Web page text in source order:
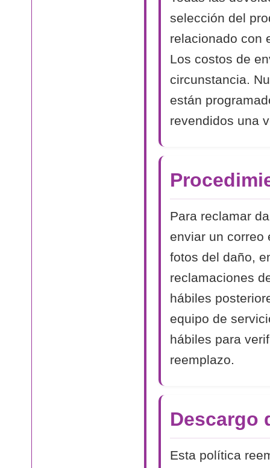
selección del
relacionado con
Los costos de
circunstancia.
están
revendidos una
Para reclamar
enviar un
fotos del daño,
reclamaciones
hábiles
equipo de
hábiles para
reemplazo.
Descargo
Esta política